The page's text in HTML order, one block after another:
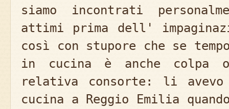
siamo incontrati
attimi prima dell'
così con stupore che se
in cucina è anche colpa
relativa consorte: li
cucina a Reggio Emilia